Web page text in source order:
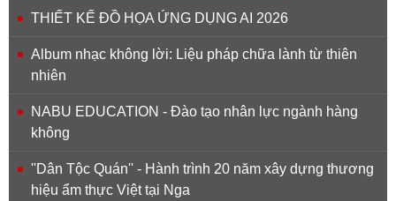
THIẾT KẾ ĐỒ HỌA ỨNG DỤNG AI 2026
Album nhạc không lời: Liệu pháp chữa lành từ thiên
nhiên
NABU EDUCATION - Đào tạo nhân lực ngành hàng
không
''Dân Tộc Quán'' - Hành trình 20 năm xây dựng thương
hiệu ẩm thực Việt tại Nga